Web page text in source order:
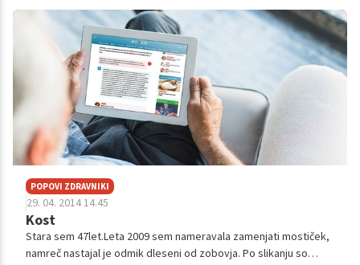
vnete in j...
POPOVI ZDRAVNIKI
29. 04. 2014 14.45
Kost
Stara sem 47let.Leta 2009 sem nameravala zamenjati mostiček,
namreč nastajal je odmik dleseni od zobovja. Po slikanju so